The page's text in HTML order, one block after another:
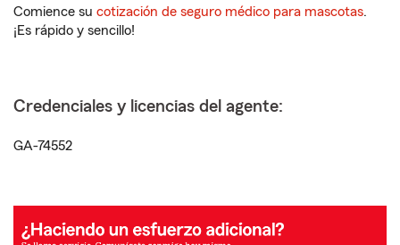
Comience su cotización de seguro médico para mascotas.
¡Es rápido y sencillo!
Credenciales y licencias del agente:
GA-74552